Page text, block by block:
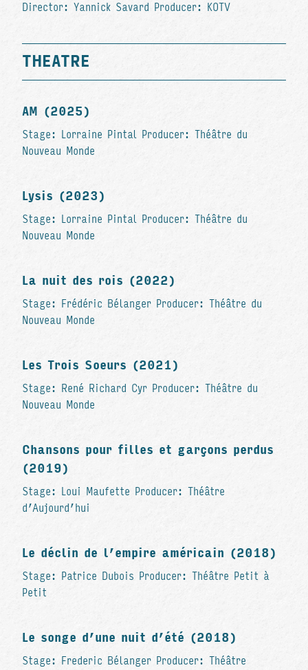
Director: Yannick Savard Producer: KOTV
THEATRE
AM (2025)
Stage: Lorraine Pintal Producer: Théâtre du
Nouveau Monde
Lysis (2023)
Stage: Lorraine Pintal Producer: Théâtre du
Nouveau Monde
La nuit des rois (2022)
Stage: Frédéric Bélanger Producer: Théâtre du
Nouveau Monde
Les Trois Soeurs (2021)
Stage: René Richard Cyr Producer: Théâtre du
Nouveau Monde
Chansons pour filles et garçons perdus
(2019)
Stage: Loui Maufette Producer: Théâtre
d’Aujourd’hui
Le déclin de l’empire américain (2018)
Stage: Patrice Dubois Producer: Théâtre Petit à
Petit
Le songe d’une nuit d’été (2018)
Stage: Frederic Bélanger Producer: Théâtre